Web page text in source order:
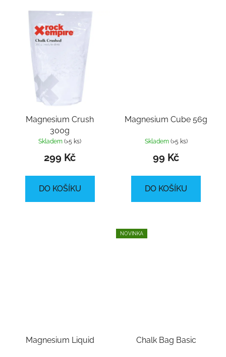
Magnesium Crush
300g
Skladem(>5 ks)
299 Kč
DO KOŠÍKU
Magnesium Cube 56g
Skladem (>5 ks)
99 Kč
DO KOŠÍKU
Magnesium Liquid
NOVINKA
Chalk Bag Basic